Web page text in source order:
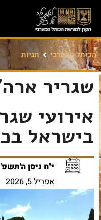
הכותל המערבי תגיות
שגריר
אירועי
בישראל
י"ח ניסן
אפריל 5, 2026